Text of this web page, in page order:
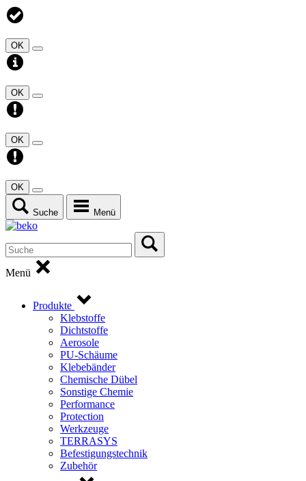
OK
OK
OK
OK
Suche Menü
Menü
Produkte
Klebstoffe
Dichtstoffe
Aerosole
PU-Schäume
Klebebänder
Chemische Dübel
Sonstige Chemie
Performance
Protection
Werkzeuge
TERRASYS
Befestigungstechnik
Zubehör